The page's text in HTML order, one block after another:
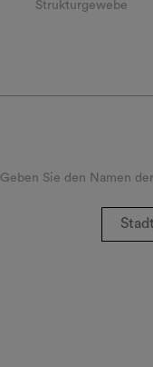
Strukturgewebe
Geben Sie den Namen